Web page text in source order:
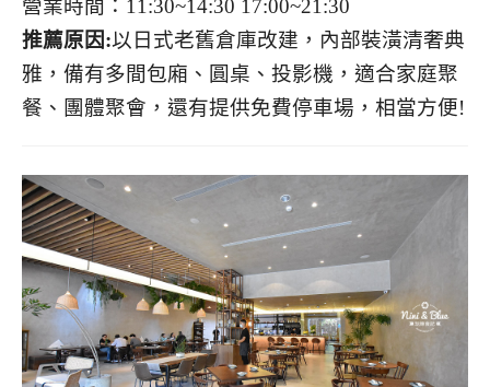
營業時間： 11:30~14:30 17:00~21:30
推薦原因:以日式老舊倉庫改建，內部裝潢清奢典
雅，備有多間包廂、圓桌、投影機，適合家庭聚
餐、團體聚會，還有提供免費停車場，相當方便!